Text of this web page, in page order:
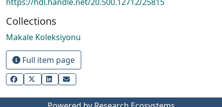
Collections
Makale Koleksiyonu
Full item page